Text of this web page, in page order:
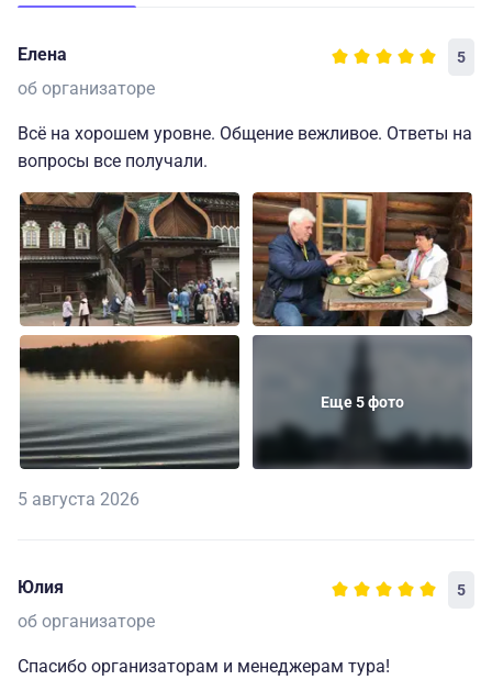
Елена 5
об организаторе
Всё на хорошем уровне. Общение вежливое. Ответы на
вопросы все получали.
Еще 5 фото
5 августа 2026
Юлия 5
об организаторе
Спасибо организаторам и менеджерам тура!